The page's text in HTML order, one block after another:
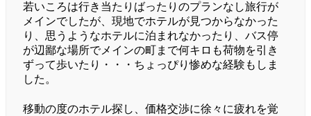
若いころは行き当たりばったりのプランなし旅行が
メインでしたが、現地でホテルが見つからなかった
り、思うようなホテルに泊まれなかったり、バス停
が辺鄙な場所でメインの町まで何キロも荷物を引き
ずって歩いたり・・・ちょっぴり惨めな経験もしま
した。
移動の度のホテル探し、価格交渉に徐々に疲れを覚